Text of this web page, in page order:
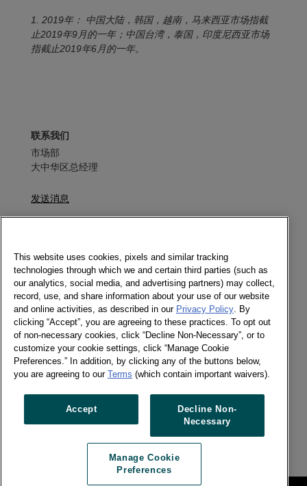
1. 2019年： 中国大陆，韩国，越南，马来西亚市场指截
止2019年9月的一年；中国台湾，泰国，印度尼西亚市场
指截止2019年6月的一年。
联系我们
市场部
大中华区总经理
发送消息
电子期刊
社交媒体
电子期刊
Twitter
LinkedIn
Previous article
This website uses cookies, pixels and similar tracking
technologies through which we and certain third parties (such as
our analytics, social media, and advertising partners) may collect,
record, use, and share information about your use of our website
and online activities, as described in our Privacy Policy . By
clicking “Accept”, you are agreeing to these practices. To opt out
of non-necessary cookies, click “Decline Non-Necessary”, or to
customize your cookie settings, click “Manage Cookie
Preferences.” In addition, by clicking any of the buttons below,
you are agreeing to our Terms (which contain important waivers).
Accept
Decline Non-
Necessary
Manage Cookie
Preferences